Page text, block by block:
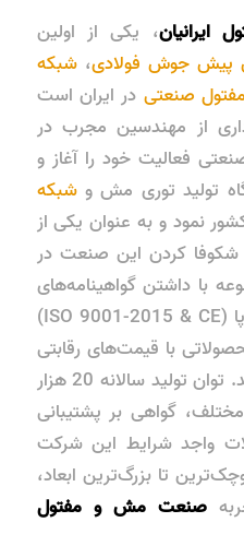
، یکی از اولین
جوش فولادی،شبکه
مفتول صنعتی در ایران است
با برخورداری از مهندسین مجرب در
فعالیت خود را آغاز و
تولید توری مش وشبکه
نمود و به عنوان یکی از
شکوفا کردن این صنعت در
با داشتن گواهینامه‌های
تایید شده توسط اتحادیه اروپا (ISO 9001-2015 & CE)
محصولاتی با قیمت‌های رقابتی
و ضمانت کیفیت ارائه می‌دهد. توان تولید سالانه 20 هزار
گواهی بر پشتیبانی
واجد شرایط این شرکت
تا بزرگ‌ترین ابعاد،
صنعت مش و مفتول